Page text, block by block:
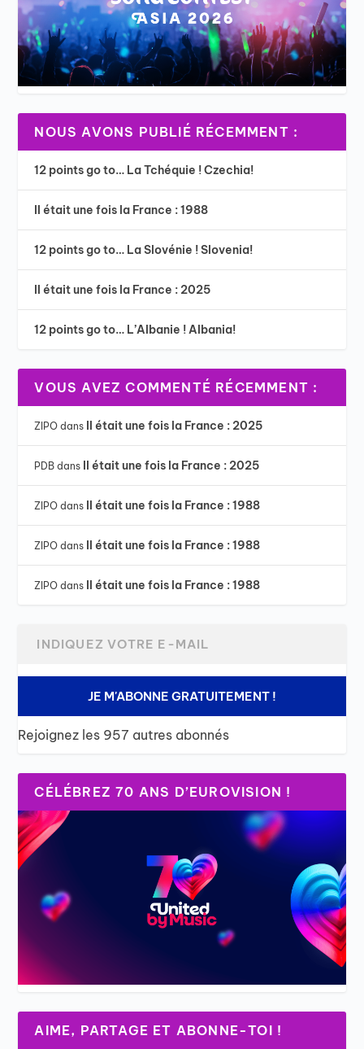
NOUS AVONS PUBLIÉ RÉCEMMENT :
12 points go to… La Tchéquie ! Czechia!
Il était une fois la France : 1988
12 points go to… La Slovénie ! Slovenia!
Il était une fois la France : 2025
12 points go to… L’Albanie ! Albania!
VOUS AVEZ COMMENTÉ RÉCEMMENT :
ZIPO dans Il était une fois la France : 2025
PDB dans Il était une fois la France : 2025
ZIPO dans Il était une fois la France : 1988
ZIPO dans Il était une fois la France : 1988
ZIPO dans Il était une fois la France : 1988
JE M'ABONNE GRATUITEMENT !
Rejoignez les 957 autres abonnés
CÉLÉBREZ 70 ANS D’EUROVISION !
AIME, PARTAGE ET ABONNE-TOI !